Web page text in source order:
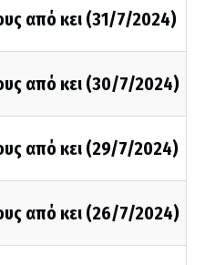
από κει (31/7/2024)
από κει (30/7/2024)
από κει (29/7/2024)
από κει (26/7/2024)